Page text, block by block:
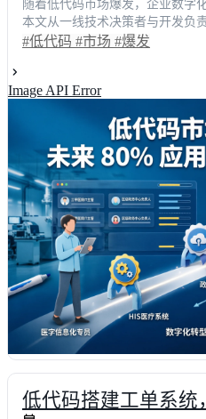
随着低代码市场爆发，企业数字
本文从一线技术决策者与开发负
码开发平台如何重塑应用构建流
策略与避坑指南，助力企业在数
#低代码 #市场 #爆发
Image API Error
低代码搭建工单系统